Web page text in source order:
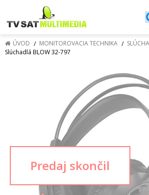
ÚVOD MONITOROVACIA TECHNIKA
Slúchadlá BLOW 32-797